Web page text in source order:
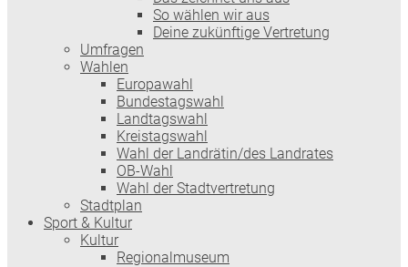
So wählen wir aus
Deine zukünftige Vertretung
Umfragen
Wahlen
Europawahl
Bundestagswahl
Landtagswahl
Kreistagswahl
Wahl der Landrätin/des Landrates
OB-Wahl
Wahl der Stadtvertretung
Stadtplan
Sport & Kultur
Kultur
Regionalmuseum